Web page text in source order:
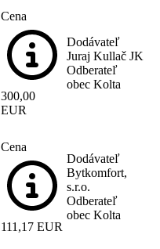
Cena
300,00
EUR
Dodávateľ
Juraj Kullač JK
Odberateľ
obec Kolta
Cena
111,17 EUR
Dodávateľ
Bytkomfort,
s.r.o.
Odberateľ
obec Kolta